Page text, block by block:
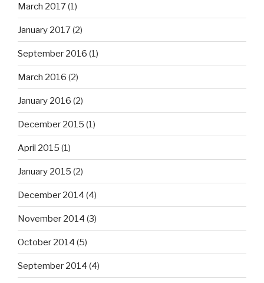
March 2017(1)
January 2017(2)
September 2016 (1)
March 2016 (2)
January 2016 (2)
December 2015 (1)
April 2015 (1)
January 2015 (2)
December 2014 (4)
November 2014 (3)
October 2014 (5)
September 2014 (4)